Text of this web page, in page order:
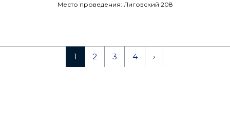
Место проведения: Лиговский 208
1 2 3 4 ›